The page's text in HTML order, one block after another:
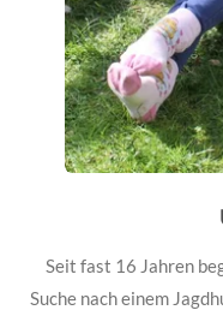
Seit fast 16 Jahren
Suche nach einem